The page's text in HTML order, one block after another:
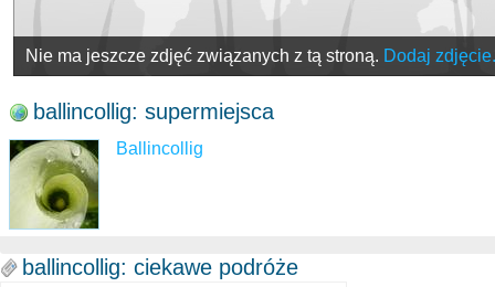
Nie ma jeszcze zdjęć związanych z tą stroną. Dodaj zdjęcie.
ballincollig: supermiejsca
Ballincollig
ballincollig: ciekawe podróże